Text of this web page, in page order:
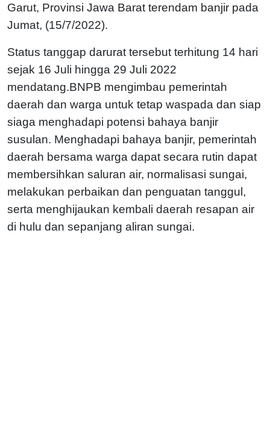
Garut, Provinsi Jawa Barat terendam banjir pada
Jumat, (15/7/2022).
Status tanggap darurat tersebut terhitung 14 hari
sejak 16 Juli hingga 29 Juli 2022
mendatang.BNPB mengimbau pemerintah
daerah dan warga untuk tetap waspada dan siap
siaga menghadapi potensi bahaya banjir
susulan. Menghadapi bahaya banjir, pemerintah
daerah bersama warga dapat secara rutin dapat
membersihkan saluran air, normalisasi sungai,
melakukan perbaikan dan penguatan tanggul,
serta menghijaukan kembali daerah resapan air
di hulu dan sepanjang aliran sungai.